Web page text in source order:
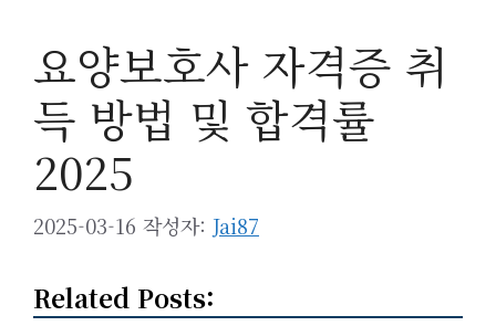
요양보호사 자격증 취
득 방법 및 합격률
2025
2025-03-16 작성자: Jai87
Related Posts: